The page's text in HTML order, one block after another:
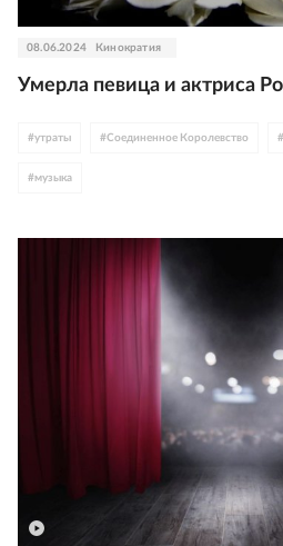
08.06.2024 Кинократия
Умерла певица и актриса
#утраты #Соединенное Королевство #
#музыка